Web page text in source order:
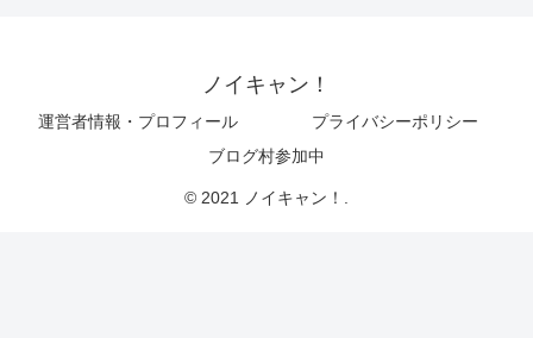
ノイキャン！
運営者情報・プロフィール
プライバシーポリシー
ブログ村参加中
© 2021 ノイキャン！.